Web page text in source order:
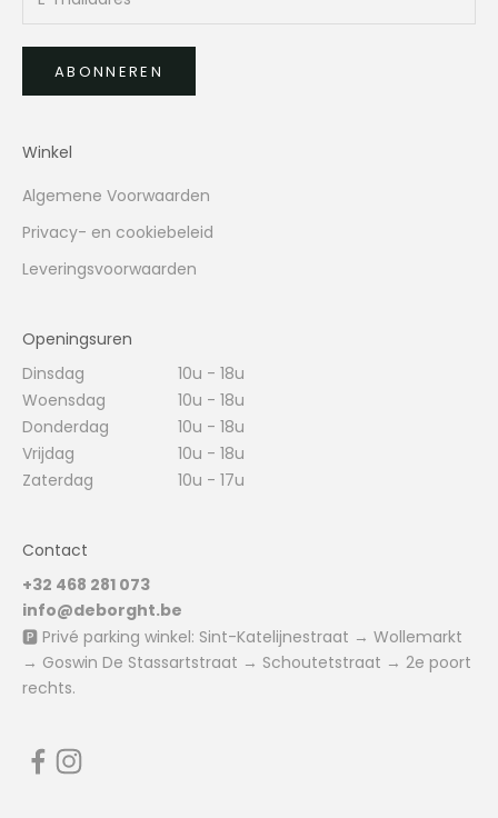
ABONNEREN
Winkel
Algemene Voorwaarden
Privacy- en cookiebeleid
Leveringsvoorwaarden
Openingsuren
Dinsdag
10u - 18u
Woensdag
10u - 18u
Donderdag
10u - 18u
Vrijdag
10u - 18u
Zaterdag
10u - 17u
Contact
+32 468 281 073
info@deborght.be
🅿️ Privé parking winkel: Sint-Katelijnestraat → Wollemarkt
→ Goswin De Stassartstraat → Schoutetstraat → 2e poort
rechts.